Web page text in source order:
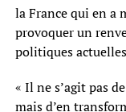
la France qui en a
provoquer un
politiques
« Il ne s’agit pas
mais d’en